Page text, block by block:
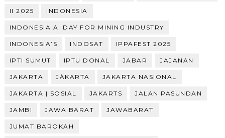
II 2025 INDONESIA
INDONESIA AI DAY FOR MINING INDUSTRY
INDONESIA’S INDOSAT IPPAFEST 2025
IPTI SUMUT IPTU DONAL JABAR JAJANAN
JAKARTA JÀKARTA JAKARTA NASIONAL
JAKARTA | SOSIAL JAKARTS JALAN PASUNDAN
JAMBI JAWA BARAT JAWABARAT
JUMAT BAROKAH